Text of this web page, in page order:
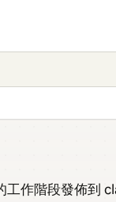
作階段發佈到